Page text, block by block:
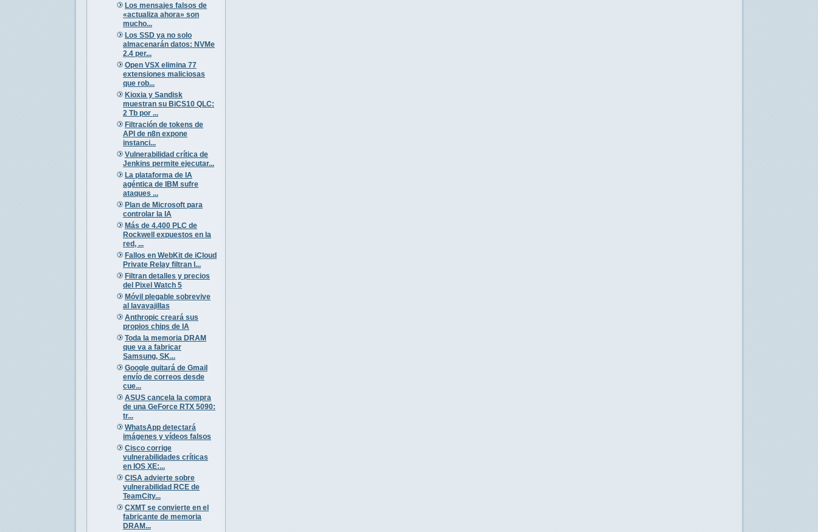
Los mensajes falsos de
«actualiza ahora» son
mucho...
Los SSD ya no solo
almacenarán datos: NVMe
2.4 per...
Open VSX elimina 77
extensiones maliciosas
que rob...
Kioxia y Sandisk
muestran su BiCS10 QLC:
2 Tb por ...
Filtración de tokens de
API de n8n expone
instanci...
Vulnerabilidad crítica de
Jenkins permite ejecutar...
La plataforma de IA
agéntica de IBM sufre
ataques ...
Plan de Microsoft para
controlar la IA
Más de 4.400 PLC de
Rockwell expuestos en la
red, ...
Fallos en WebKit de iCloud
Private Relay filtran I...
Filtran detalles y precios
del Pixel Watch 5
Móvil plegable sobrevive
al lavavajillas
Anthropic creará sus
propios chips de IA
Toda la memoria DRAM
que va a fabricar
Samsung, SK...
Google quitará de Gmail
envío de correos desde
cue...
ASUS cancela la compra
de una GeForce RTX 5090:
tr...
WhatsApp detectará
imágenes y vídeos falsos
Cisco corrige
vulnerabilidades críticas
en IOS XE:...
CISA advierte sobre
vulnerabilidad RCE de
TeamCity...
CXMT se convierte en el
fabricante de memoria
DRAM...